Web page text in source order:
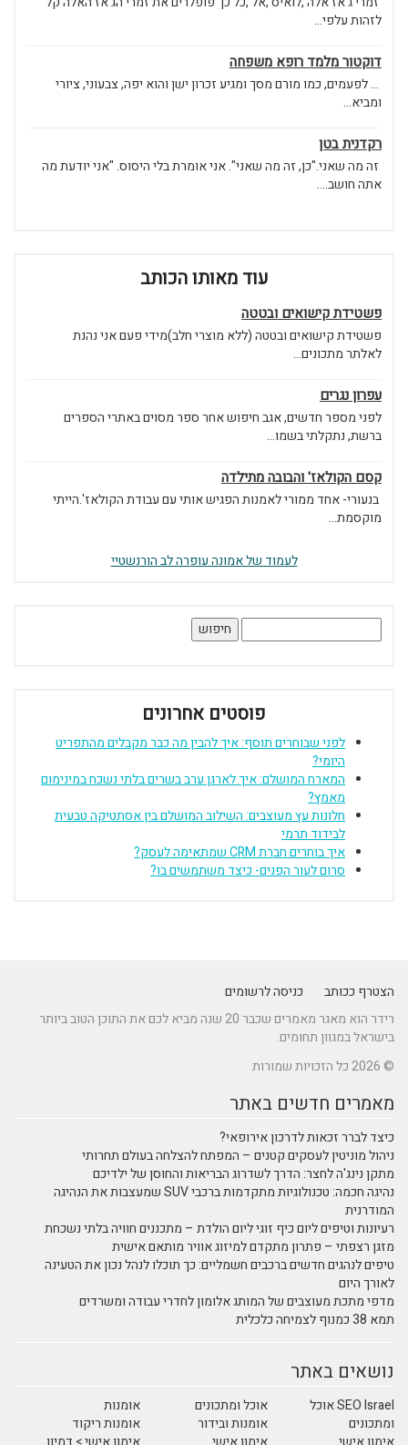
לזהות עלפי...
דוקטור מלמד רופא משפחה
... לפעמים, כמו מורם מסך ומגיע זכרון ישן והוא יפה, צבעוני, ציורי
ומביא...
רקדנית בטן
זה מה שאני."כן, זה מה שאני". אני אומרת בלי היסוס. "אני יודעת מה
אתה חושב....
עוד מאותו הכותב
פשטידת קישואים ובטטה
פשטידת קישואים ובטטה (ללא מוצרי חלב)מידי פעם אני נהנת
לאלתר מתכונים...
עפרון נגרים
לפני מספר חדשים, אגב חיפוש אחר ספר מסוים באתרי הספרים
ברשת, נתקלתי בשמו...
קסם הקולאז' והבובה מתילדה
בנעורי- אחד ממורי לאמנות הפגיש אותי עם עבודת הקולאז'.הייתי
מוקסמת...
לעמוד של אמונה עופרה לב הורנשטיי
פוסטים אחרונים
לפני שבוחרים תוסף: איך להבין מה כבר מקבלים מהתפריט
היומי?
המארח המושלם: איך לארגן ערב בשרים בלתי נשכח במינימום
מאמץ?
חלונות עץ מעוצבים: השילוב המושלם בין אסתטיקה טבעית
לבידוד תרמי
איך בוחרים חברת CRM שמתאימה לעסק?
סרום לעור הפנים- כיצד משתמשים בו?
הצטרף ככותב
כניסה לרשומים
רידר הוא מאגר מאמרים שכבר 20 שנה מביא לכם את התוכן הטוב ביותר
בישראל במגוון תחומים.
© 2026 כל הזכויות שמורות
מאמרים חדשים באתר
כיצד לברר זכאות לדרכון אירופאי?
ניהול מוניטין לעסקים קטנים – המפתח להצלחה בעולם תחרותי
מתקן נינג'ה לחצר: הדרך לשדרוג הבריאות והחוסן של ילדיכם
נהיגה חכמה: טכנולוגיות מתקדמות ברכבי SUV שמעצבות את הנהיגה
המודרנית
רעיונות וטיפים ליום כיף זוגי ליום הולדת – מתכננים חוויה בלתי נשכחת
מזגן רצפתי – פתרון מתקדם למיזוג אוויר מותאם אישית
טיפים לנהגים חדשים ברכבים חשמליים: כך תוכלו לנהל נכון את הטעינה
לאורך היום
מדפי מתכת מעוצבים של המותג אלומון לחדרי עבודה ומשרדים
תמא 38 כמנוף לצמיחה כלכלית
נושאים באתר
SEO Israel אוכל
ומתכונים
אוכל ומתכונים
אומנות
אומנות ובידור
אומנות ריקוד